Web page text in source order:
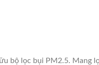
bộ lọc bụi PM2.5. Mang